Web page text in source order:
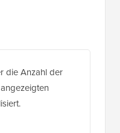
die Anzahl der